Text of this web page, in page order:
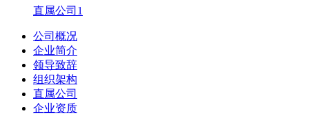
直属公司1
公司概况
企业简介
领导致辞
组织架构
直属公司
企业资质